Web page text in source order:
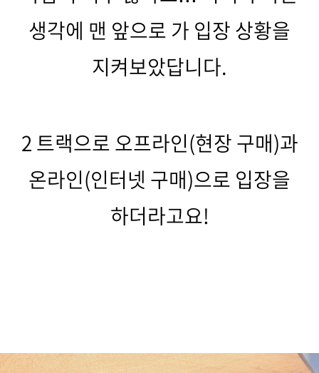
생각에 맨 앞으로 가 입장 상황을
지켜보았답니다.
2 트랙으로 오프라인(현장 구매)과
온라인(인터넷 구매)으로 입장을
하더라고요!